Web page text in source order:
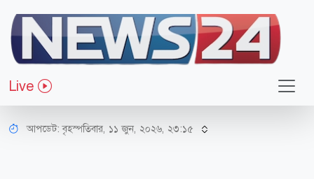
Live
ধর্ম-জীবন
শক্তি-সামর্থ্য থাকতেই হজ করুন:
আজহারী
আপডেট: বৃহস্পতিবার, ১১ জুন, ২০২৬, ২৩:১৫